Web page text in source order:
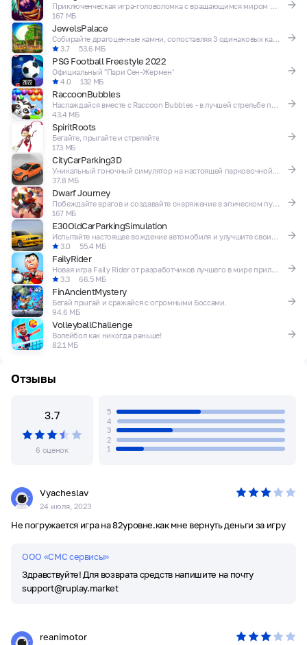
Приключенческая игра-головоломка с вращающимся миром гравитации
167 МБ
JewelsPalace
Собирайте драгоценные камни, сопоставляя 3 одинаковых камня
3.7
53.6 МБ
PSG Football Freestyle 2022
Официальный "Пари Сен-Жермен"
4.0
132 МБ
RaccoonBubbles
Наслаждайся вместе с Raccoon Bubbles - в лучшей стрельбе по шарикам!
43.4 МБ
SpiritRoots
Бегайте, прыгайте и стреляйте
173 МБ
CityCarParking3D
Уникальный гоночный симулятор на настоящей парковочной территории
37.8 МБ
Dwarf Journey
Побеждайте врагов и создавайте снаряжение в эпическом путешествии к бессмертию!
167 МБ
E30OldCarParkingSimulation
Испытайте настоящее вождение автомобиля и улучшите свои навыки вождения
3.0
55.4 МБ
FailyRider
Новая игра Faily Rider от разработчиков лучшего в мире приложения FAILY BRAKES.
3.3
66.5 МБ
FinAncientMystery
Бегай прыгай и сражайся с огромными Боссами.
94.6 МБ
VolleyballChallenge
Волейбол как никогда раньше!
82.1 МБ
Отзывы
3.7
6 оценок
5
4
3
2
1
Vyacheslav
24 июля, 2023
Не погружается игра на 82уровне.как мне вернуть деньги за игру
ООО «СМС сервисы»
Здравствуйте! Для возврата средств напишите на почту
support@ruplay.market
reanimotor